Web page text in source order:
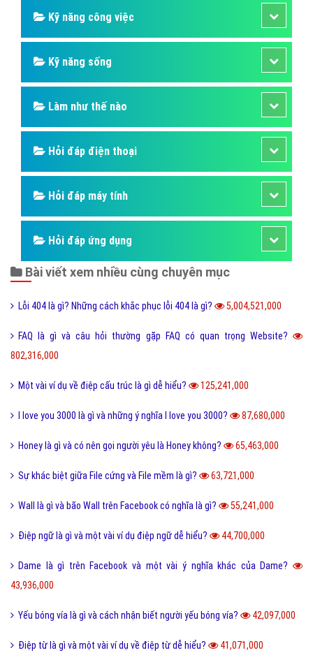
Kỹ năng công việc
Kỹ năng sống
Làm như thế nào
Hỏi đáp điện thoại
Hỏi đáp máy tính
Hỏi đáp ứng dụng
Bài viết xem nhiều cùng chuyên mục
Lỗi 404 là gì? Những cách khắc phục lỗi 404 là gì? 5,004,521,000
FAQ là gì và câu hỏi thường gặp FAQ có quan trọng Website?
802,316,000
Một vài ví dụ về điệp cấu trúc là gì dễ hiểu? 125,241,000
I love you 3000 là gì và những ý nghĩa I love you 3000? 87,680,000
Honey là gì và có nên gọi người yêu là Honey không? 65,463,000
Sự khác biệt giữa File cứng và File mềm là gì? 63,721,000
Wall là gì và bão Wall trên Facebook có nghĩa là gì? 55,241,000
Điệp ngữ là gì và một vài ví dụ điệp ngữ dễ hiểu? 44,700,000
Dame là gì trên Facebook và một vài ý nghĩa khác của Dame?
43,936,000
Yếu bóng vía là gì và cách nhận biết người yếu bóng vía? 42,097,000
Điệp từ là gì và một vài ví dụ về điệp từ dễ hiểu? 41,071,000